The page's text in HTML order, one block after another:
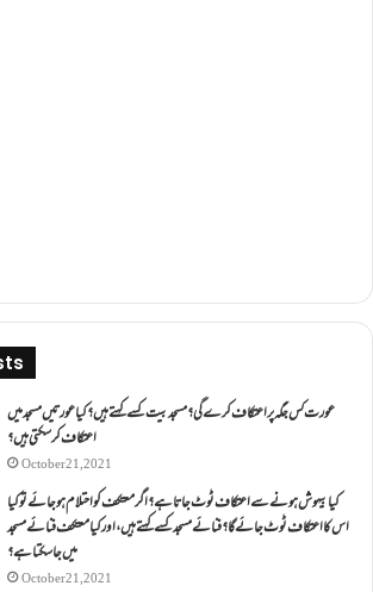
عورت کس جگہ پر اعتکاف کرے گی؟مسجد بیت کسے کہتے ہیں؟کیا عورتیں مسجد میں
اعتکاف کر سکتی ہیں؟
October 21, 2021
کیا بیہوش ہونے سے اعتکاف ٹوٹ جاتا ہے؟ اگر معتکف کو احتلام ہو جائے تو کیا
اس کا اعتکاف ٹوٹ جائے گا؟فنائے مسجد کسے کہتے ہیں ، اور کیا معتکف فنائے مسجد
میں جا سکتا ہے؟
October 21, 2021